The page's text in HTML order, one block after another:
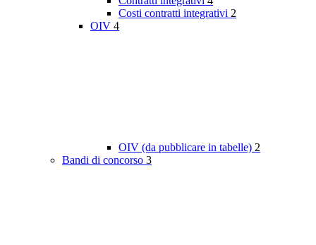
Costi contratti integrativi 2
OIV 4
OIV (da pubblicare in tabelle) 2
Bandi di concorso 3